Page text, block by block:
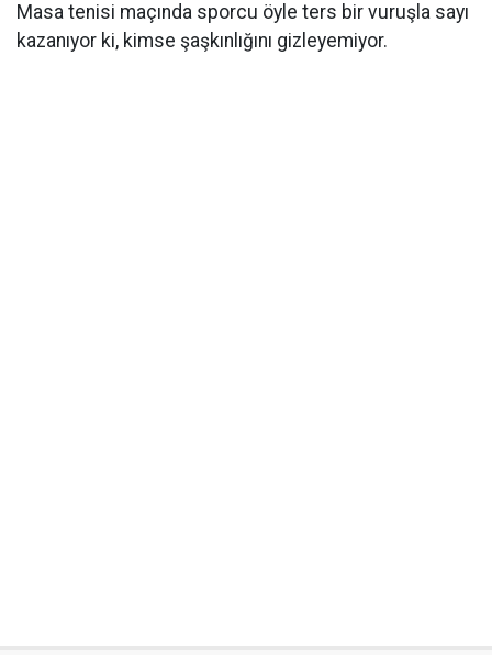
Masa tenisi maçında sporcu öyle ters bir vuruşla sayı
kazanıyor ki, kimse şaşkınlığını gizleyemiyor.